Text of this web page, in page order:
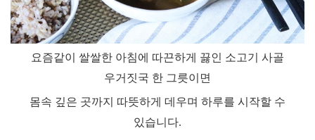
요즘같이 쌀쌀한 아침에 따끈하게 끓인 소고기 사골
우거짓국 한 그릇이면
몸속 깊은 곳까지 따뜻하게 데우며 하루를 시작할 수
있습니다.